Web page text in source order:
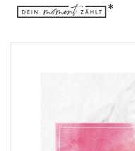
Inhalt
springen